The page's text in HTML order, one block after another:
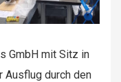
GmbH mit Sitz in
Ausflug durch den